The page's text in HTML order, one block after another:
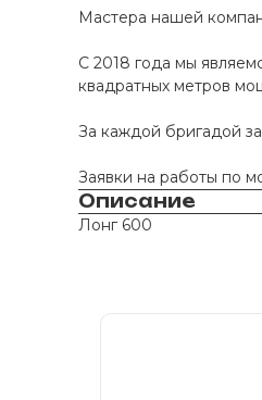
Мастера нашей
С 2018 года мы
квадратных метров
За каждой бригадой
Заявки на работы по
Описание
Лонг 600